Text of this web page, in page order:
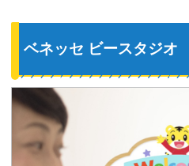
ベネッセ ビースタジオ